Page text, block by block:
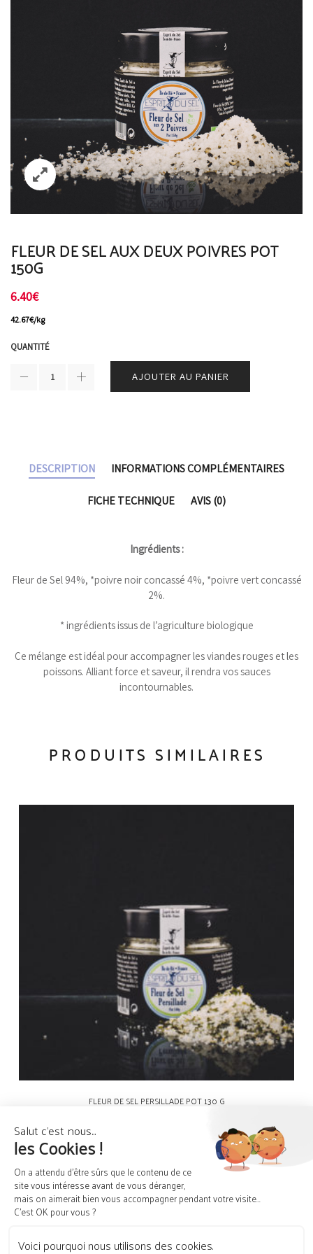
FLEUR DE SEL AUX DEUX POIVRES POT
150G
6.40€
42.67€/kg
QUANTITÉ
AJOUTER AU PANIER
DESCRIPTION INFORMATIONS COMPLÉMENTAIRES
FICHE TECHNIQUE AVIS (0)
Ingrédients :
Fleur de Sel 94%, *poivre noir concassé 4%, *poivre vert concassé
2%.
* ingrédients issus de l’agriculture biologique
Ce mélange est idéal pour accompagner les viandes rouges et les
poissons. Alliant force et saveur, il rendra vos sauces
incontournables.
PRODUITS SIMILAIRES
FLEUR DE SEL PERSILLADE POT 130 G
AJOUTER AU PANIER
PLAN DU SITE MENTIONS LÉGALES